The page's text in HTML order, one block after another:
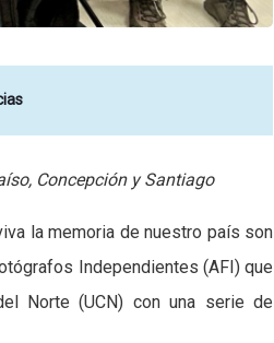
Concepción y Santiago
la memoria de nuestro país son
Independientes (AFI) que
Norte (UCN) con una serie de